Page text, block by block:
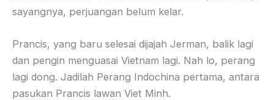
sayangnya, perjuangan belum kelar.
Prancis, yang baru selesai dijajah Jerman, balik lagi
dan pengin menguasai Vietnam lagi. Nah lo, perang
lagi dong. Jadilah Perang Indochina pertama, antara
pasukan Prancis lawan Viet Minh.